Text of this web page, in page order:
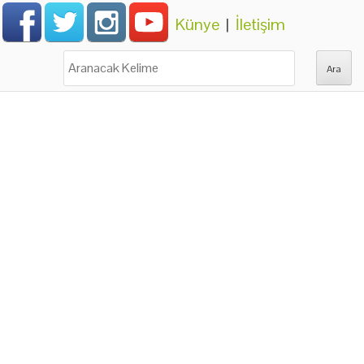
Künye | İletişim